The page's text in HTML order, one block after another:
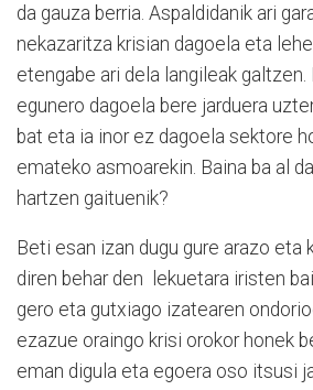
da gauza berria. Aspaldidanik ari
nekazaritza krisian dagoela eta
etengabe ari dela langileak galtzen.
egunero dagoela bere jarduera
bat eta ia inor ez dagoela sektore
emateko asmoarekin. Baina ba al
hartzen gaituenik?
Beti esan izan dugu gure arazo eta
diren behar den lekuetara iristen
gero eta gutxiago izatearen
ezazue oraingo krisi orokor honek
eman digula eta egoera oso itsusi